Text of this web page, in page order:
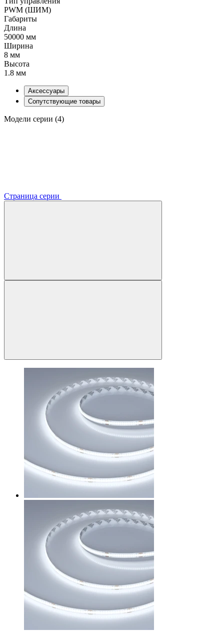
PWM (ШИМ)
Габариты
Длина
50000 мм
Ширина
8 мм
Высота
1.8 мм
Аксессуары
Сопутствующие товары
Модели серии (4)
Страница серии